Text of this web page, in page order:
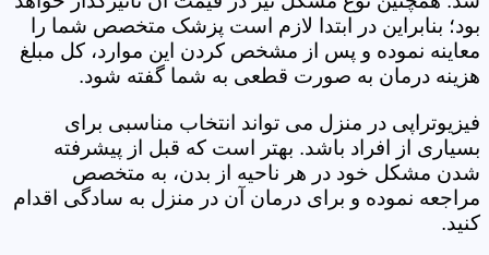
بود؛ بنابراین در ابتدا لازم است پزشک متخصص شما را
معاینه نموده و پس از مشخص کردن این موارد، کل مبلغ
هزینه درمان به صورت قطعی به شما گفته شود.
فیزیوتراپی در منزل می تواند انتخاب مناسبی برای
بسیاری از افراد باشد. بهتر است که قبل از پیشرفته
شدن مشکل خود در هر ناحیه از بدن، به متخصص
مراجعه نموده و برای درمان آن در منزل به سادگی اقدام
کنید.